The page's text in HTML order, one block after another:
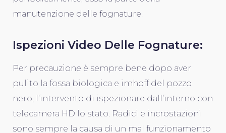
manutenzione delle fognature.
Ispezioni Video Delle Fognature:
Per precauzione è sempre bene dopo aver
pulito la fossa biologica e imhoff del pozzo
nero, l’intervento di ispezionare dall’interno con
telecamera HD lo stato. Radici e incrostazioni
sono sempre la causa di un mal funzionamento